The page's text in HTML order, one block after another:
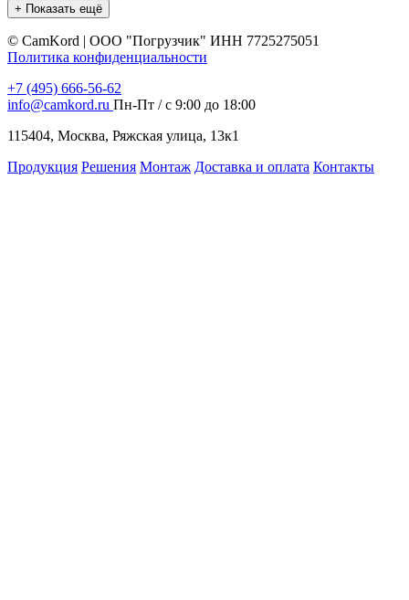
+ Показать ещё
© CamKord | ООО "Погрузчик" ИНН 7725275051
Политика конфиденциальности
+7 (495) 666-56-62
info@camkord.ru Пн-Пт / с 9:00 до 18:00
115404, Москва, Ряжская улица, 13к1
Продукция Решения Монтаж Доставка и оплата Контакты